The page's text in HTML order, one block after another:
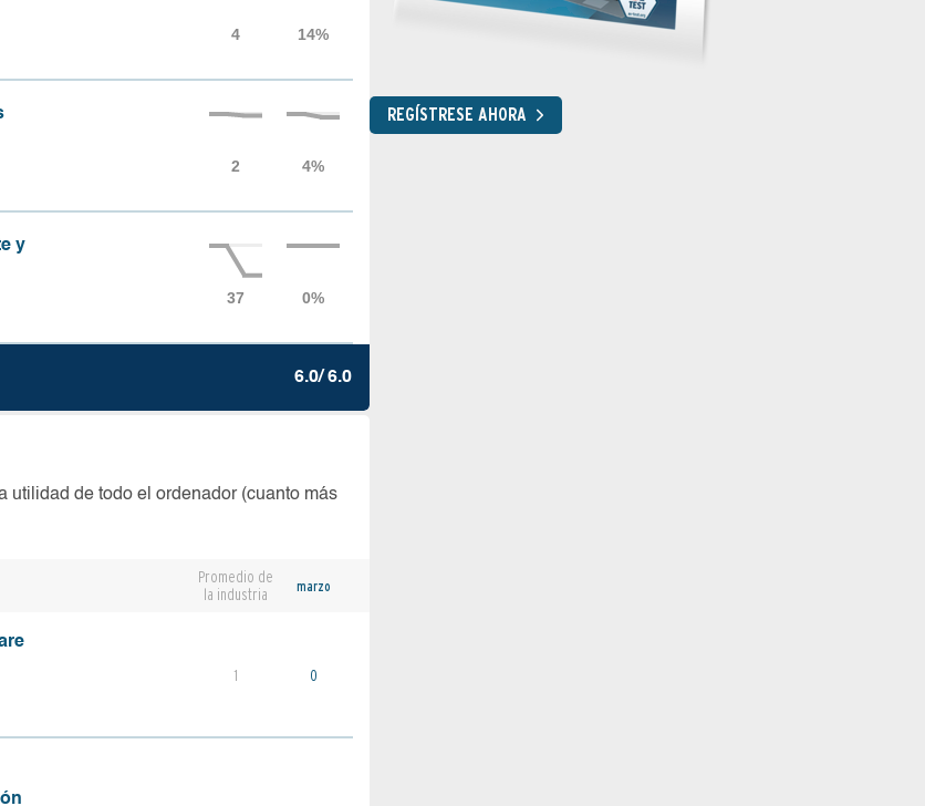
y
6.0/ 6.0
utilidad de todo el ordenador (cuanto más
Promedio de
la industria
marzo
1 0
REGÍSTRESE AHORA